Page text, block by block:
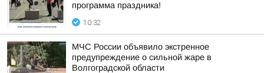
программа праздника!
10:32
МЧС России объявило экстренное
предупреждение о сильной жаре в
Волгоградской области